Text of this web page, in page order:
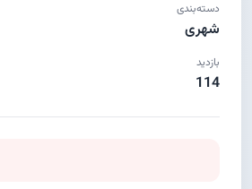
دسته‌بندی
شهری
بازدید
114